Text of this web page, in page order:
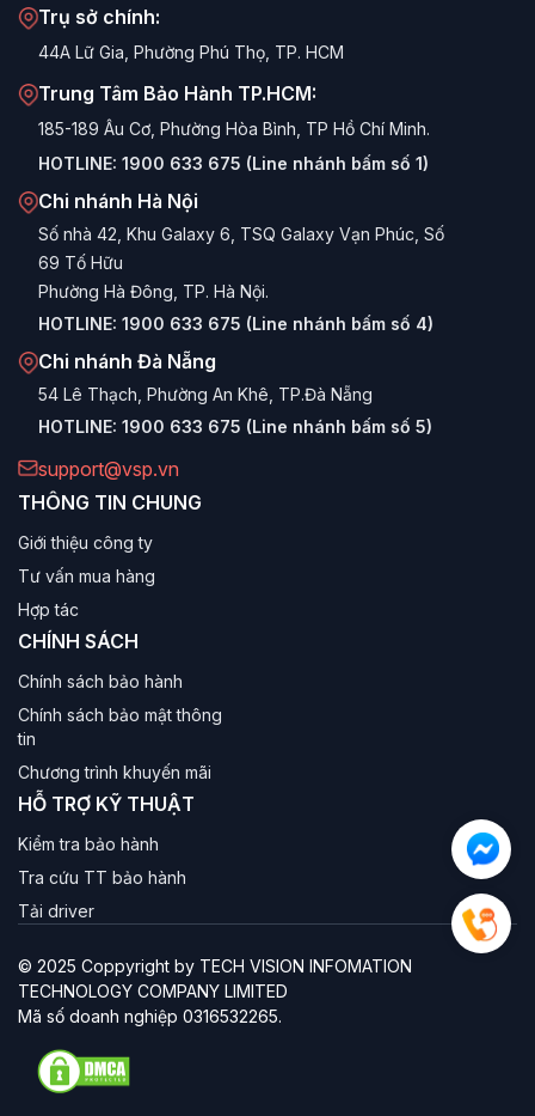
Trụ sở chính:
44A Lữ Gia, Phường Phú Thọ, TP. HCM
Trung Tâm Bảo Hành TP.HCM:
185-189 Âu Cơ, Phường Hòa Bình, TP Hồ Chí Minh.
HOTLINE: 1900 633 675 (Line nhánh bấm số 1)
Chi nhánh Hà Nội
Số nhà 42, Khu Galaxy 6, TSQ Galaxy Vạn Phúc, Số
69 Tố Hữu
Phường Hà Đông, TP. Hà Nội.
HOTLINE: 1900 633 675 (Line nhánh bấm số 4)
Chi nhánh Đà Nẵng
54 Lê Thạch, Phường An Khê, TP.Đà Nẵng
HOTLINE: 1900 633 675 (Line nhánh bấm số 5)
support@vsp.vn
THÔNG TIN CHUNG
Giới thiệu công ty
Tư vấn mua hàng
Hợp tác
CHÍNH SÁCH
Chính sách bảo hành
Chính sách bảo mật thông
tin
Chương trình khuyến mãi
HỖ TRỢ KỸ THUẬT
Kiểm tra bảo hành
Tra cứu TT bảo hành
Tải driver
© 2025 Coppyright by TECH VISION INFOMATION
TECHNOLOGY COMPANY LIMITED
Mã số doanh nghiệp 0316532265.